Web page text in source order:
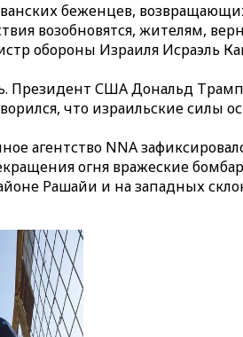
беженцев,
возобновятся, жителям,
обороны Израиля Исраэль
Президент США Дональд
что израильские силы
агентство NNA
огня вражеские
Рашайи и на западных